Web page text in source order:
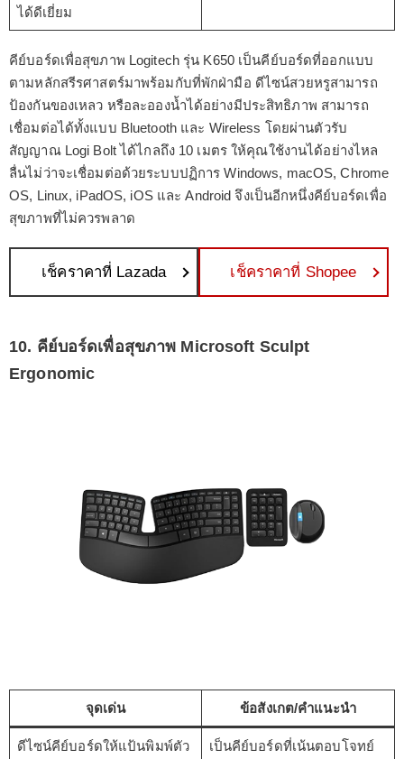
ได้ดีเยี่ยม
คีย์บอร์ดเพื่อสุขภาพ Logitech รุ่น K650 เป็นคีย์บอร์ดที่ออกแบบ
ตามหลักสรีรศาสตร์มาพร้อมกับที่พักฝ่ามือ ดีไซน์สวยหรูสามารถ
ป้องกันของเหลว หรือละอองน้ำได้อย่างมีประสิทธิภาพ สามารถ
เชื่อมต่อได้ทั้งแบบ Bluetooth และ Wireless โดยผ่านตัวรับ
สัญญาณ Logi Bolt ได้ไกลถึง 10 เมตร ให้คุณใช้งานได้อย่างไหล
ลื่นไม่ว่าจะเชื่อมต่อด้วยระบบปฏิการ Windows, macOS, Chrome
OS, Linux, iPadOS, iOS และ Android จึงเป็นอีกหนึ่งคีย์บอร์ดเพื่อ
สุขภาพที่ไม่ควรพลาด
เช็คราคาที่ Lazada เช็คราคาที่ Shopee
10. คีย์บอร์ดเพื่อสุขภาพ Microsoft Sculpt
Ergonomic
จุดเด่น ข้อสังเกต/คำแนะนำ
ดีไซน์คีย์บอร์ดให้แป้นพิมพ์ตัว
เป็นคีย์บอร์ดที่เน้นตอบโจทย์